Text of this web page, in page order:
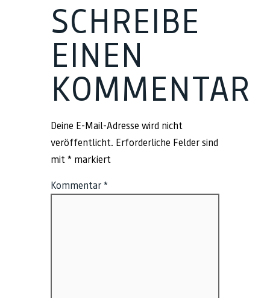
SCHREIBE
EINEN
KOMMENTAR
Deine E-Mail-Adresse wird nicht
veröffentlicht. Erforderliche Felder sind
mit * markiert
Kommentar *